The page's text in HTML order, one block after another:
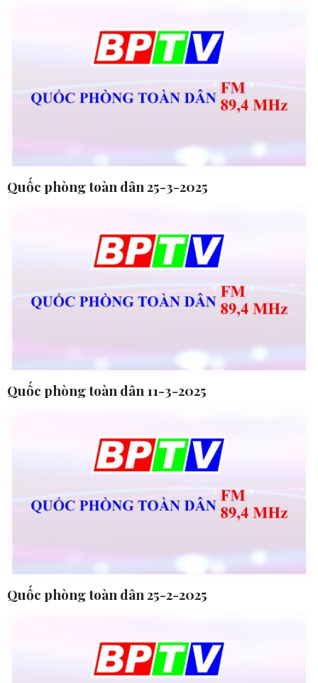
Quốc phòng toàn dân 25-3-2025
Quốc phòng toàn dân 11-3-2025
Quốc phòng toàn dân 25-2-2025